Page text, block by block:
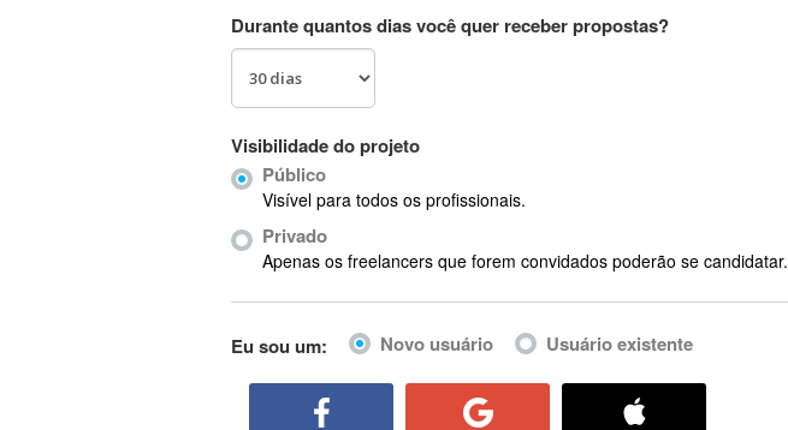
Ab Initio
ABIS
AbleCommerce
Ableton Live
Abstract Window Toolkit (AWT)
Durante quantos dias você quer receber propostas?
Visibilidade do projeto
Público
Visível para todos os profissionais.
Privado
Apenas os freelancers que forem convidados poderão se candidatar.
Eu sou um: Novo usuário Usuário existente